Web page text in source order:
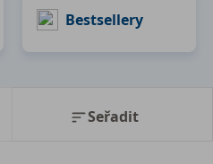
Bestsellery
Seřadit